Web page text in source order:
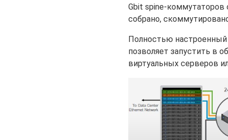
Gbit spine-
собрано,
Полностью настроенный
позволяет запустить в
виртуальных серверов